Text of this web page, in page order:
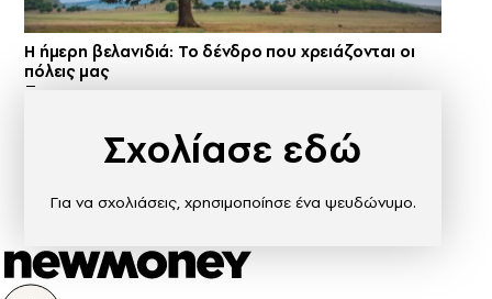
Η ήμερη βελανιδιά: Το δένδρο που χρειάζονται οι
πόλεις μας
Σχολίασε εδώ
Για να σχολιάσεις, χρησιμοποίησε ένα ψευδώνυμο.